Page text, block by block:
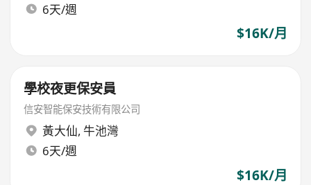
6天/週
$16K/月
學校夜更保安員
信安智能保安技術有限公司
黃大仙, 牛池灣
6天/週
$16K/月